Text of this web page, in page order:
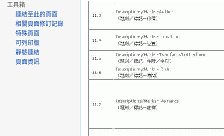
工具箱
連結至此的頁面
相關頁面修訂記錄
特殊頁面
可列印版
靜態連結
頁面資訊